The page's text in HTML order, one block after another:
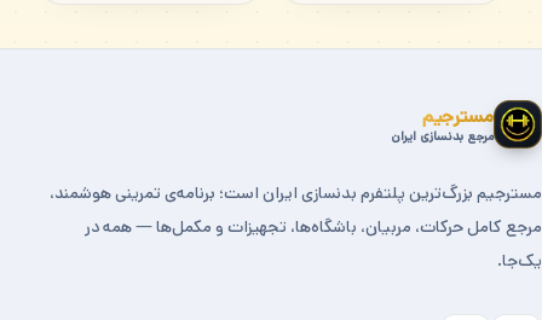
مسترجیم
مرجع بدنسازی ایران
مسترجیم بزرگ‌ترین پلتفرم بدنسازی ایران است؛ برنامه‌ی تمرینی هوشمند،
مرجع کامل حرکات، مربیان، باشگاه‌ها، تجهیزات و مکمل‌ها — همه در
یک‌جا.